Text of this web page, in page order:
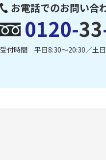
お電話でのお問い合
0120-33
受付時間 平日8:30〜20:30／土